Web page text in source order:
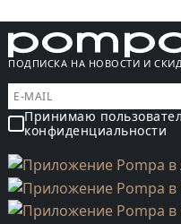
ПОДПИСКА НА НОВОСТИ И
Принимаю
конфиденциальности